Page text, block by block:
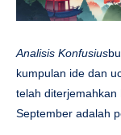
Analisis Konfusius
kumpulan ide dan
telah diterjemahkan
September adalah